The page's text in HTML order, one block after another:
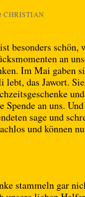
CHRISTIAN
besonders schön,
an
Im Mai gaben
lebt, das Jawort.
Spende an uns.
sage und
und können
stammeln gar